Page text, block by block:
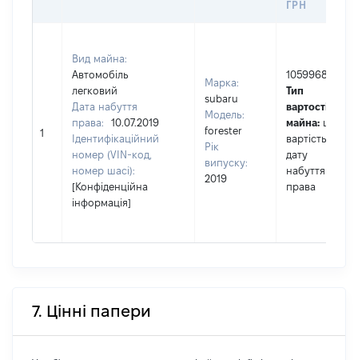
ГРН
1
Вид майна:
Автомобіль
легковий
Дата набуття
права:
10.07.2019
Ідентифікаційний
номер (VIN-код,
номер шасі):
[Конфіденційна
інформація]
Марка:
subaru
Модель:
forester
Рік
випуску:
2019
1059968
Тип
вартості
майна: це
вартість на
дату
набуття
права
7. Цінні папери